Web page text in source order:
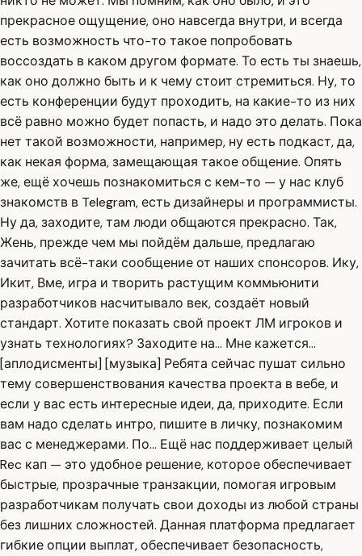
прекрасное ощущение, оно навсегда внутри, и всегда
есть возможность что-то такое попробовать
воссоздать в каком другом формате. То есть ты знаешь,
как оно должно быть и к чему стоит стремиться. Ну, то
есть конференции будут проходить, на какие-то из них
всё равно можно будет попасть, и надо это делать. Пока
нет такой возможности, например, ну есть подкаст, да,
как некая форма, замещающая такое общение. Опять
же, ещё хочешь познакомиться с кем-то — у нас клуб
знакомств в Telegram, есть дизайнеры и программисты.
Ну да, заходите, там люди общаются прекрасно. Так,
Жень, прежде чем мы пойдём дальше, предлагаю
зачитать всё-таки сообщение от наших спонсоров. Ику,
Икит, Вме, игра и творить растущим коммьюнити
разработчиков насчитывало век, создаёт новый
стандарт. Хотите показать свой проект ЛМ игроков и
узнать технологиях? Заходите на... Мне кажется...
[аплодисменты] [музыка] Ребята сейчас пушат сильно
тему совершенствования качества проекта в вебе, и
если у вас есть интересные идеи, да, приходите. Если
вам надо сделать интро, пишите в личку, познакомим
вас с менеджерами. По... Ещё нас поддерживает целый
Rec кап — это удобное решение, которое обеспечивает
быстрые, прозрачные транзакции, помогая игровым
разработчикам получать свои доходы из любой страны
без лишних сложностей. Данная платформа предлагает
гибкие опции выплат, обеспечивает безопасность,